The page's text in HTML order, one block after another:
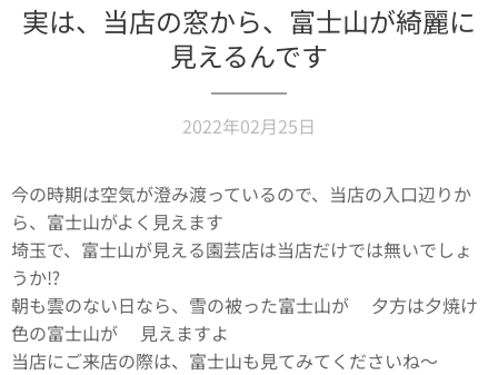
実は、当店の窓から、富士山が綺麗に
見えるんです
2022年02月25日
今の時期は空気が澄み渡っているので、当店の入口辺りか
ら、富士山がよく見えます✨🗻
埼玉で、富士山が見える園芸店は当店だけでは無いでしょ
うか⁉️✨
朝も雲のない日なら、雪の被った富士山が🗻夕方は夕焼け
色の富士山が🗻見えますよ
当店にご来店の際は、富士山も見てみてくださいね〜🗻🗻